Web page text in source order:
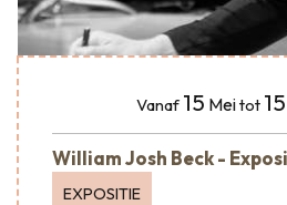
Vanaf 15 Meitot 15
William Josh Beck -
EXPOSITIE